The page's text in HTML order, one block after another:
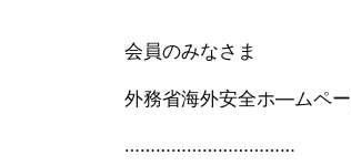
会員のみなさま
外務省海外安全ホ—ムペー
……………………………